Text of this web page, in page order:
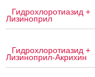
Гидрохлоротиазид +
Лизиноприл
Гидрохлоротиазид +
Лизиноприл-Акрихин